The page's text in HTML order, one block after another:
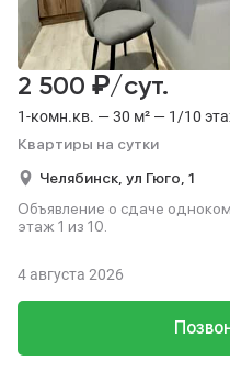
1-комн.кв. — 30 м² — 1/10
Квартиры на сутки
2 500 ₽/сут.
Челябинск, ул Гюго, 1
Объявление о сдаче
этаж 1 из 10.
4 августа 2026